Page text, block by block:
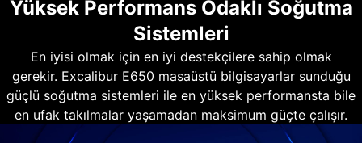
Yüksek Performans Odaklı Soğutma
Sistemleri
En iyisi olmak için en iyi destekçilere sahip olmak
gerekir. Excalibur E650 masaüstü bilgisayarlar sunduğu
güçlü soğutma sistemleri ile en yüksek performansta bile
en ufak takılmalar yaşamadan maksimum güçte çalışır.